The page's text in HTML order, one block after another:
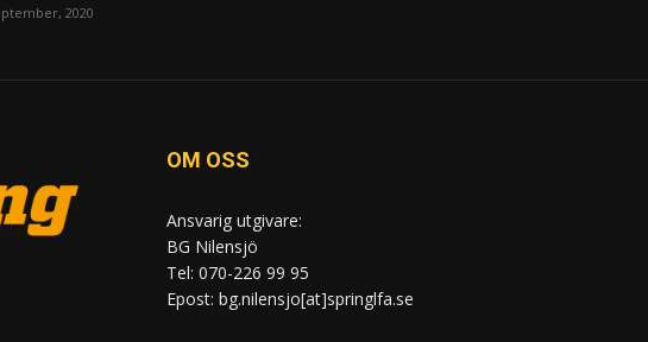
2020
OM OSS
Ansvarig utgivare:
BG Nilensjö
Tel: 070-226 99 95
Epost: bg.nilensjo[at]springlfa.se